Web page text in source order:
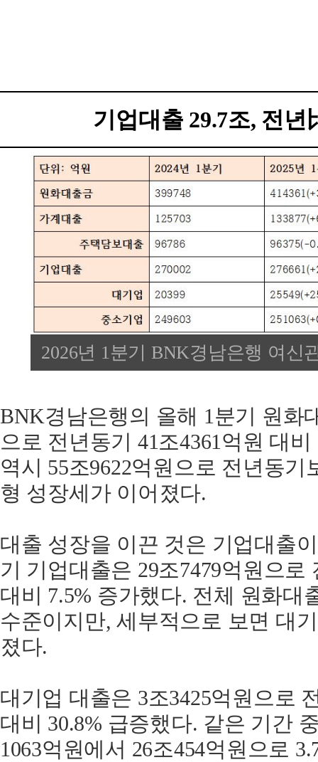
기업대출 29.7조, 전년
2026년 1분기 BNK경남은행 여신
BNK경남은행의 올해 1분기 원화
으로 전년동기 41조4361억원 대
역시 55조9622억원으로 전년동기
형 성장세가 이어졌다.
대출 성장을 이끈 것은 기업대출
기 기업대출은 29조7479억원으로
대비 7.5% 증가했다. 전체 원화대
수준이지만, 세부적으로 보면 대
졌다.
대기업 대출은 3조3425억원으로
대비 30.8% 급증했다. 같은 기간
1063억원에서 26조454억원으로